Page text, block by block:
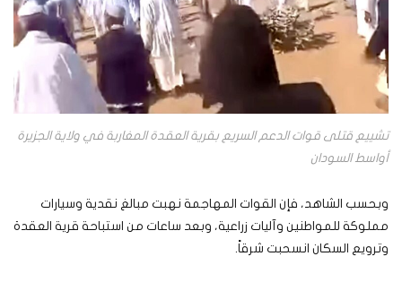
تشييع قتلى قوات الدعم السريع بقرية العقدة المغاربة في ولاية الجزيرة
أواسط السودان
وبحسب الشاهد، فإن القوات المهاجمة نهبت مبالغ نقدية وسيارات
مملوكة للمواطنين وآليات زراعية، وبعد ساعات من استباحة قرية العقدة
وترويع السكان انسحبت شرقاً.